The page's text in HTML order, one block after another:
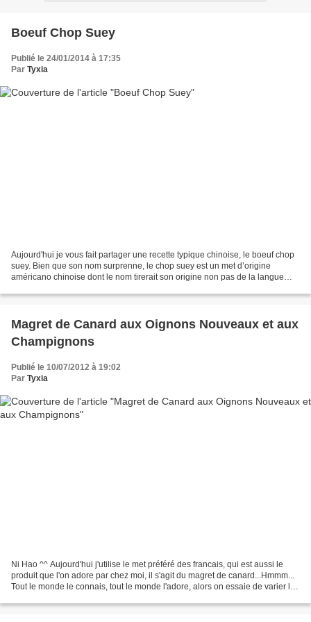
Boeuf Chop Suey
Publié le 24/01/2014 à 17:35
Par Tyxia
Aujourd'hui je vous fait partager une recette typique chinoise, le boeuf chop
suey. Bien que son nom surprenne, le chop suey est un met d’origine
américano chinoise dont le nom tirerait son origine non pas de la langue
Magret de Canard aux Oignons Nouveaux et aux
Champignons
Publié le 10/07/2012 à 19:02
Par Tyxia
Ni Hao ^^ Aujourd'hui j'utilise le met préféré des francais, qui est aussi le
produit que l'on adore par chez moi, il s'agit du magret de canard...Hmmm...
Tout le monde le connais, tout le monde l'adore, alors on essaie de varier les